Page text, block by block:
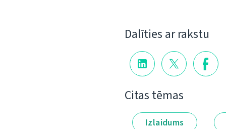
Dalīties ar rakstu
Citas tēmas
Izlaidums